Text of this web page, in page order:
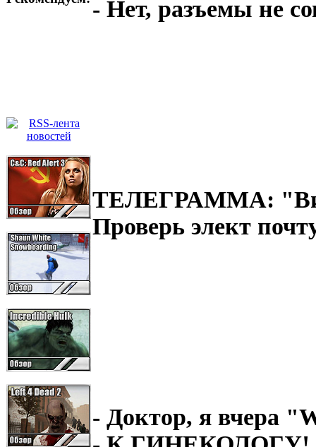
- Нет, разъемы не
ТЕЛЕГРАММА:
Проверь элект
- Доктор, я вчера